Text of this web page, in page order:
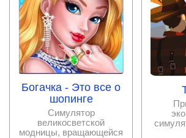
Богачка - Это все о
шопинге
Симулятор
великосветской
модницы, вращающейся